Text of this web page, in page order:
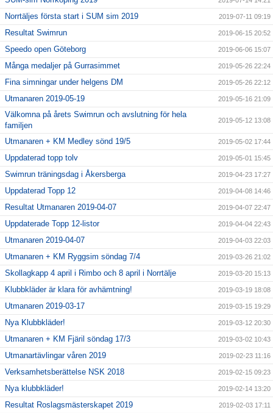
Norrtäljes första start i SUM sim 2019 2019-07-11 09:19
Resultat Swimrun 2019-06-15 20:52
Speedo open Göteborg 2019-06-06 15:07
Många medaljer på Gurrasimmet 2019-05-26 22:24
Fina simningar under helgens DM 2019-05-26 22:12
Utmanaren 2019-05-19 2019-05-16 21:09
Välkomna på årets Swimrun och avslutning för hela
familjen
2019-05-12 13:08
Utmanaren + KM Medley sönd 19/5 2019-05-02 17:44
Uppdaterad topp tolv 2019-05-01 15:45
Swimrun träningsdag i Åkersberga 2019-04-23 17:27
Uppdaterad Topp 12 2019-04-08 14:46
Resultat Utmanaren 2019-04-07 2019-04-07 22:47
Uppdaterade Topp 12-listor 2019-04-04 22:43
Utmanaren 2019-04-07 2019-04-03 22:03
Utmanaren + KM Ryggsim söndag 7/4 2019-03-26 21:02
Skollagkapp 4 april i Rimbo och 8 april i Norrtälje 2019-03-20 15:13
Klubbkläder är klara för avhämtning! 2019-03-19 18:08
Utmanaren 2019-03-17 2019-03-15 19:29
Nya Klubbkläder! 2019-03-12 20:30
Utmanaren + KM Fjäril söndag 17/3 2019-03-02 10:43
Utmanartävlingar våren 2019 2019-02-23 11:16
Verksamhetsberättelse NSK 2018 2019-02-15 09:23
Nya klubbkläder! 2019-02-14 13:20
Resultat Roslagsmästerskapet 2019 2019-02-03 17:11